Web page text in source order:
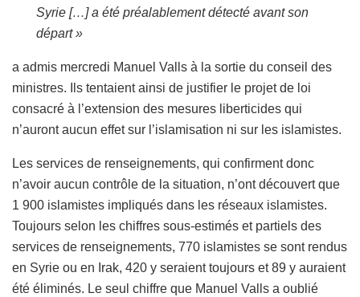
Syrie […] a été préalablement détecté avant son
départ »
a admis mercredi Manuel Valls à la sortie du conseil des
ministres. Ils tentaient ainsi de justifier le projet de loi
consacré à l’extension des mesures liberticides qui
n’auront aucun effet sur l’islamisation ni sur les islamistes.
Les services de renseignements, qui confirment donc
n’avoir aucun contrôle de la situation, n’ont découvert que
1 900 islamistes impliqués dans les réseaux islamistes.
Toujours selon les chiffres sous-estimés et partiels des
services de renseignements, 770 islamistes se sont rendus
en Syrie ou en Irak, 420 y seraient toujours et 89 y auraient
été éliminés. Le seul chiffre que Manuel Valls a oublié